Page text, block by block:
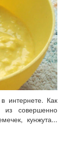
интернете. Как
из совершенно
кунжута...